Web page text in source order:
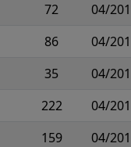
72
04/
86
04/
35
04/
222
04/
159
04/